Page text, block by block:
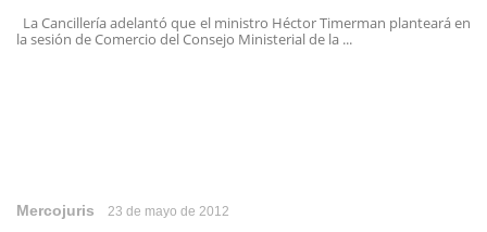
La Cancillería adelantó que el ministro Héctor Timerman planteará en
la sesión de Comercio del Consejo Ministerial de la ...
Mercojuris 23 de mayo de 2012